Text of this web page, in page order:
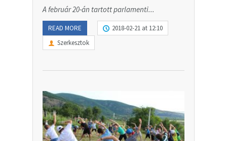
A február 20-án tartott parlamenti...
READ MORE
2018-02-21 at 12:10
Szerkesztok